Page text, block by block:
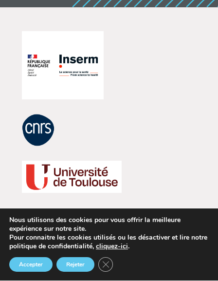
Le CRCT TUTELLES & RECRUTEMENT Annuaire
Extranet
Démarche RSE
Politique de confidentialité
Mentions Légales
Nous utilisons des cookies pour vous offrir la meilleure
expérience sur notre site.
Pour connaitre les cookies utilisés ou les désactiver et lire notre
politique de confidentialité, cliquez-ici.
Accepter Rejeter Fermer la bannière des cookies